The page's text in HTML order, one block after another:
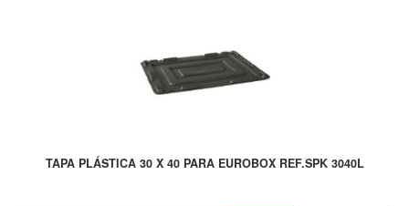
TAPA PLÁSTICA 30 X 40 PARA EUROBOX REF.SPK 3040L